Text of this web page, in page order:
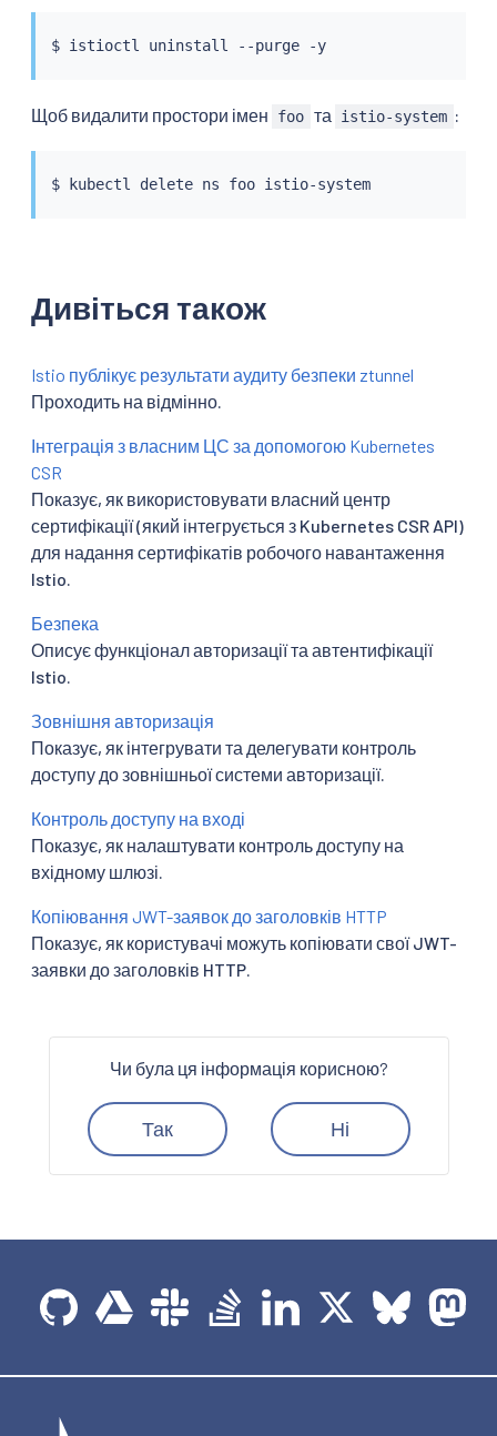
$ istioctl uninstall --purge -y
Щоб видалити простори імен foo та istio-system :
$ kubectl delete ns foo istio-system
Дивіться також
Istio публікує результати аудиту безпеки ztunnel
Проходить на відмінно.
Інтеграція з власним ЦС за допомогою Kubernetes
CSR
Показує, як використовувати власний центр
сертифікації (який інтегрується з Kubernetes CSR API)
для надання сертифікатів робочого навантаження
Istio.
Безпека
Описує функціонал авторизації та автентифікації
Istio.
Зовнішня авторизація
Показує, як інтегрувати та делегувати контроль
доступу до зовнішньої системи авторизації.
Контроль доступу на вході
Показує, як налаштувати контроль доступу на
вхідному шлюзі.
Копіювання JWT-заявок до заголовків HTTP
Показує, як користувачі можуть копіювати свої JWT-
заявки до заголовків HTTP.
Чи була ця інформація корисною?
Так Ні